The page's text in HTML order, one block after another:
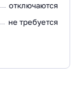
отключаются
не требуется